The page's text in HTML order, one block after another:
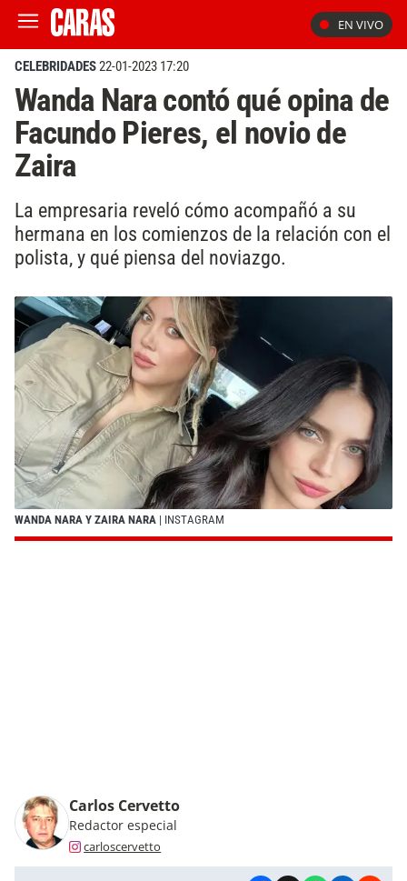
EN VIVO
CELEBRIDADES22-01-2023 17:20
Wanda Nara contó qué opina de
Facundo Pieres, el novio de
Zaira
La empresaria reveló cómo acompañó a su
hermana en los comienzos de la relación con el
polista, y qué piensa del noviazgo.
WANDA NARA Y ZAIRA NARA | INSTAGRAM
Carlos Cervetto
Redactor especial
carloscervetto